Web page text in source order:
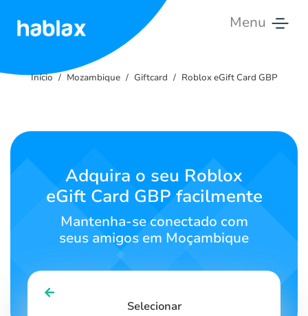
Menu
Tarifas
Contate-
Português
SIGN IN
Início Mozambique Giftcard Roblox eGift Card GBP
Adquira o seu Roblox
eGift Card GBP facilmente
Mantenha-se conectado com
seus amigos em Moçambique
Selecionar